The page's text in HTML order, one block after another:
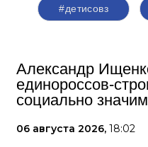
#детисовз
Александр
единороссов-
социально
06 августа 2026, 18:02